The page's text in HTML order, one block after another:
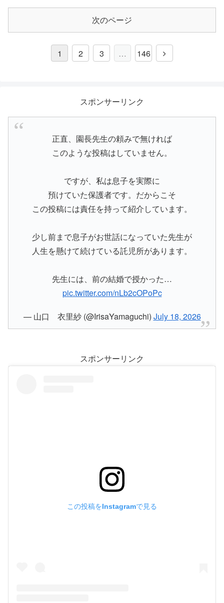
次のページ
1 2 3 … 146
スポンサーリンク
正直、園長先生の頼みで無ければ
このような投稿はしていません。
ですが、私は息子を実際に
預けていた保護者です。だからこそ
この投稿には責任を持って紹介しています。
少し前まで息子がお世話になっていた先生が
人生を懸けて続けている託児所があります。
先生には、前の結婚で授かった…
pic.twitter.com/nLb2cOPoPc
— 山口 衣里紗 (@IrisaYamaguchi) July 18, 2026
スポンサーリンク
この投稿をInstagramで見る